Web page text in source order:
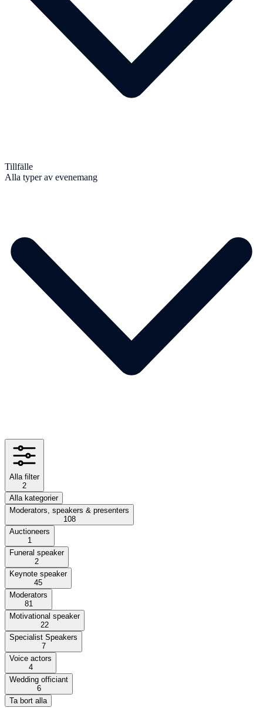
Tillfälle
Alla typer av evenemang
Alla filter
2
Alla kategorier
Moderators, speakers & presenters
108
Auctioneers
1
Funeral speaker
2
Keynote speaker
45
Moderators
81
Motivational speaker
22
Specialist Speakers
7
Voice actors
4
Wedding officiant
6
Ta bort alla